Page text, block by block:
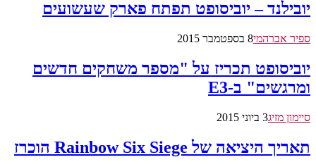
יובילנד – יוביסופט תפתח פארק שעשועים
ספיר אברהמי8 בספטמבר 2015
יוביסופט תכריז על "מספר משחקים חדשים
ומרגשים" ב-E3
סיימון מזיג3 ביוני 2015
תאריך היציאה של Rainbow Six Siege הוכרז